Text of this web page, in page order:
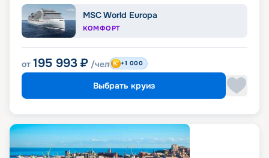
MSC World Europa
КОМФОРТ
от 195 993 ₽ /чел +1 000
Выбрать круиз